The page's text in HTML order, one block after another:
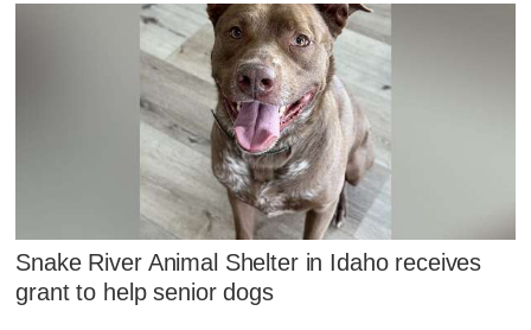
Snake River Animal Shelter in Idaho receives
grant to help senior dogs